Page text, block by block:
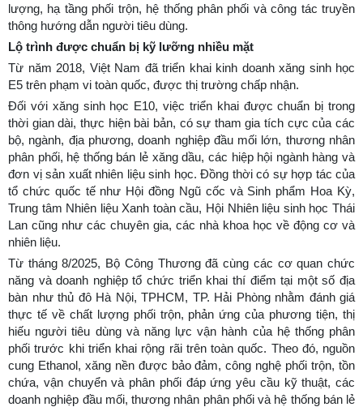
lượng, hạ tầng phối trộn, hệ thống phân phối và công tác truyền
thông hướng dẫn người tiêu dùng.
Lộ trình được chuẩn bị kỹ lưỡng nhiều mặt
Từ năm 2018, Việt Nam đã triển khai kinh doanh xăng sinh học
E5 trên phạm vi toàn quốc, được thị trường chấp nhận.
Đối với xăng sinh học E10, việc triển khai được chuẩn bị trong
thời gian dài, thực hiện bài bản, có sự tham gia tích cực của các
bộ, ngành, địa phương, doanh nghiệp đầu mối lớn, thương nhân
phân phối, hệ thống bán lẻ xăng dầu, các hiệp hội ngành hàng và
đơn vị sản xuất nhiên liệu sinh học. Đồng thời có sự hợp tác của
tổ chức quốc tế như Hội đồng Ngũ cốc và Sinh phẩm Hoa Kỳ,
Trung tâm Nhiên liệu Xanh toàn cầu, Hội Nhiên liệu sinh học Thái
Lan cũng như các chuyên gia, các nhà khoa học về động cơ và
nhiên liệu.
Từ tháng 8/2025, Bộ Công Thương đã cùng các cơ quan chức
năng và doanh nghiệp tổ chức triển khai thí điểm tại một số địa
bàn như thủ đô Hà Nội, TPHCM, TP. Hải Phòng nhằm đánh giá
thực tế về chất lượng phối trộn, phản ứng của phương tiện, thị
hiếu người tiêu dùng và năng lực vận hành của hệ thống phân
phối trước khi triển khai rộng rãi trên toàn quốc. Theo đó, nguồn
cung Ethanol, xăng nền được bảo đảm, công nghệ phối trộn, tồn
chứa, vận chuyển và phân phối đáp ứng yêu cầu kỹ thuật, các
doanh nghiệp đầu mối, thương nhân phân phối và hệ thống bán lẻ